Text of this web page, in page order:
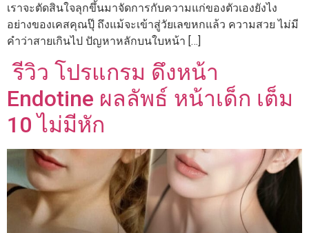
เราจะตัดสินใจลุกขึ้นมาจัดการกับความแก่ของตัวเองยังไง
อย่างของเคสคุณปุ๊ ถึงแม้จะเข้าสู่วัยเลขหกแล้ว ความสวย ไม่มี
คำว่าสายเกินไป ปัญหาหลักบนใบหน้า […]
รีวิว โปรแกรม ดึงหน้า
Endotine ผลลัพธ์ หน้าเด็ก เต็ม
10 ไม่มีหัก